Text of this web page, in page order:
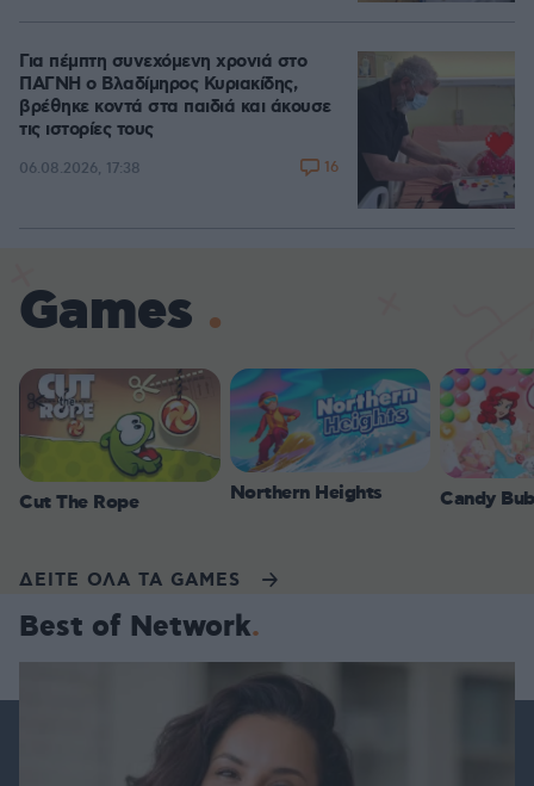
Για πέμπτη συνεχόμενη χρονιά στο
ΠΑΓΝΗ ο Βλαδίμηρος Κυριακίδης,
βρέθηκε κοντά στα παιδιά και άκουσε
τις ιστορίες τους
06.08.2026, 17:38 16
Games
Cut The Rope Northern Heights Candy
ΔΕΙΤΕ ΟΛΑ ΤΑ GAMES
Best of Network